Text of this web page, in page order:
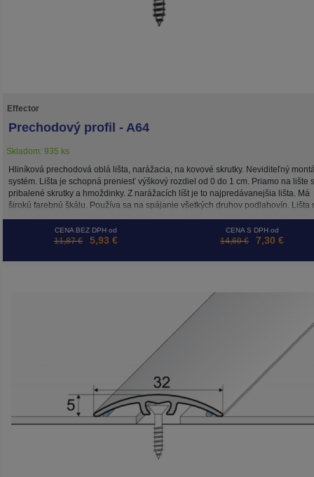
Effector
Prechodový profil - A64
Skladom: 935 ks
Hliníková prechodová oblá lišta, narážacia, na kovové skrutky. Neviditeľný
systém. Lišta je schopná preniesť výškový rozdiel od 0 do 1 cm. Priamo na lište
pribalené skrutky a hmoždinky. Z narážacích líšt je to najpredávanejšia lišta. Má
širokú farebnú škálu. Používa sa na spájanie všetkých druhov podlahovín. Lišta
CENA BEZ DPH od
11,87 € 5,93 €
CENA S DPH od
14,60 € 7,30 €